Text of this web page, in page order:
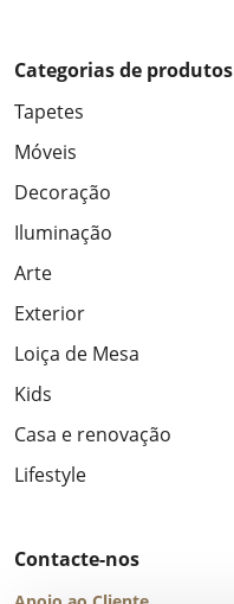
Categorias de produtos
Tapetes
Móveis
Decoração
Iluminação
Arte
Exterior
Loiça de Mesa
Kids
Casa e renovação
Lifestyle
Contacte-nos